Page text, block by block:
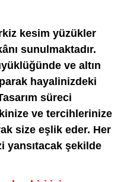
kesim yüzükler
sunulmaktadır.
ve altın
hayalinizdeki
süreci
ve tercihlerinize
size eşlik eder. Her
yansıtacak şekilde